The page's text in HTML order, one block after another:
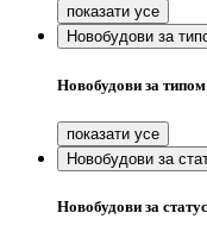
Новобудови за
Новобудови за типом
Новобудови за
Новобудови за